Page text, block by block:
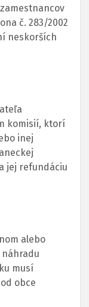
č. 283/2002
neskorších
komisií, ktorí
inej
jej refundáciu
alebo
musí
obce